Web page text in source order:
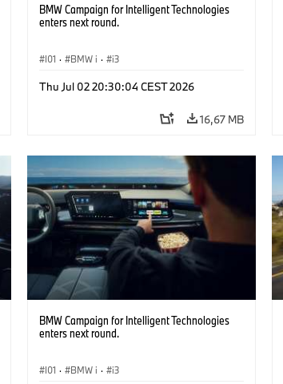
BMW Campaign for Intelligent Technologies
enters next round.
I01 · BMW i · i3
Thu Jul 02 20:30:04 CEST 2026
16,67 MB
BMW Campaign for Intelligent Technologies
enters next round.
I01 · BMW i · i3